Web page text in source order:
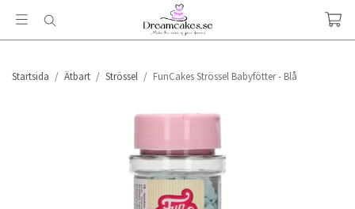
Startsida / Ätbart / Strössel / FunCakes Strössel Babyfötter - Blå